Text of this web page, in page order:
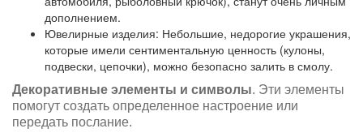
дополнением.
Ювелирные изделия: Небольшие, недорогие украшения,
которые имели сентиментальную ценность (кулоны,
подвески, цепочки), можно безопасно залить в смолу.
Декоративные элементы и символы. Эти элементы
помогут создать определенное настроение или
передать послание.